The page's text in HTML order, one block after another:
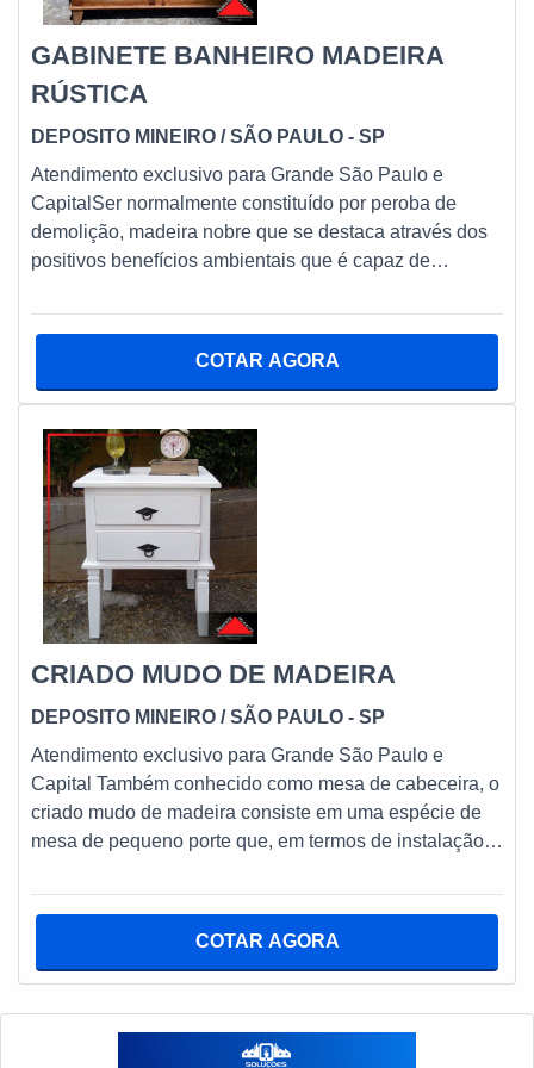
GABINETE BANHEIRO MADEIRA
RÚSTICA
DEPOSITO MINEIRO / SÃO PAULO - SP
Atendimento exclusivo para Grande São Paulo e
CapitalSer normalmente constituído por peroba de
demolição, madeira nobre que se destaca através dos
positivos benefícios ambientais que é capaz de
também se caracteriza por poder ser útil aos toaletes
RÚSTICANo campo prático, pode-se afirmar que é
comum que tal objeto consiga acomodar diferentes
acessórios e produtos
COTAR AGORA
CRIADO MUDO DE MADEIRA
DEPOSITO MINEIRO / SÃO PAULO - SP
Atendimento exclusivo para Grande São Paulo e
Capital Também conhecido como mesa de cabeceira, o
criado mudo de madeira consiste em uma espécie de
mesa de pequeno porte que, em termos de instalação,
Ergonomicamente falando, vale ressaltar que é comum
normalmente permite a colocação de objetos variados
em suas estruturas. PRINCIPAIS CARACTERÍSTICAS
CRIADO MUDO FEITO DE MADEIRA Na prática, vale
COTAR AGORA